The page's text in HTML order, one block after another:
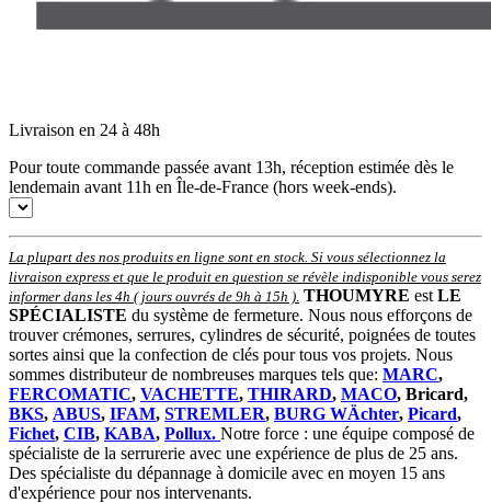
Livraison en 24 à 48h
Pour toute commande passée avant 13h, réception estimée dès le
lendemain avant 11h en Île-de-France (hors week-ends).
La plupart des nos produits en ligne sont en stock. Si vous sélectionnez la
livraison express et que le produit en question se révèle indisponible vous serez
informer dans les 4h ( jours ouvrés de 9h à 15h ) THOUMYRE est LE
SPÉCIALISTE du système de fermeture. Nous nous efforçons de
trouver crémones, serrures, cylindres de sécurité, poignées de toutes
sortes ainsi que la confection de clés pour tous vos projets. Nous
sommes distributeur de nombreuses marques tels que: MARC,
FERCOMATIC, VACHETTE, THIRARD, MACO, Bricard,
BKS, ABUS, IFAM, STREMLER, BURG WÄchter, Picard,
Fichet, CIB, KABA, Pollux. Notre force : une équipe composé de
spécialiste de la serrurerie avec une expérience de plus de 25 ans.
Des spécialiste du dépannage à domicile avec en moyen 15 ans
d'expérience pour nos intervenants.